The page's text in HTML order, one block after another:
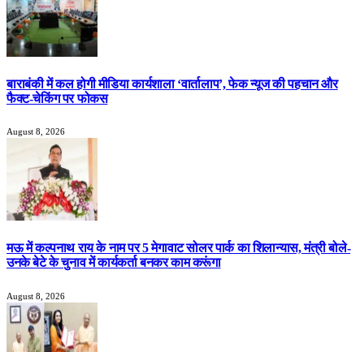
बाराबंकी में कल होगी मीडिया कार्यशाला ‘वार्तालाप’, फेक न्यूज की पहचान और
फैक्ट-चेकिंग पर फोकस
August 8, 2026
मऊ में कल्पनाथ राय के नाम पर 5 मेगावाट सोलर पार्क का शिलान्यास, मंत्री बोले-
उनके बेटे के चुनाव में कार्यकर्ता बनकर काम करूंगा
August 8, 2026